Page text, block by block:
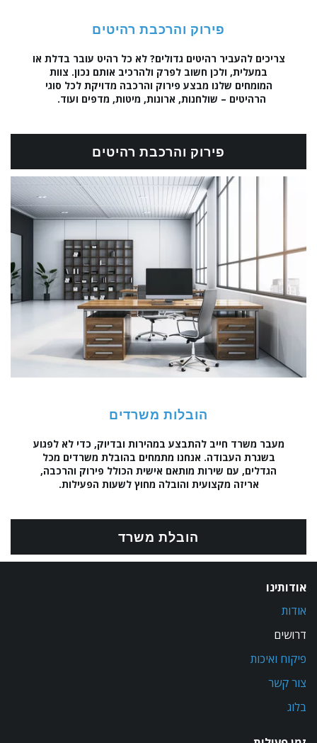
פירוק והרכבת רהיטים
צריכים להעביר רהיטים גדולים? לא כל רהיט עובר בדלת או
במעלית, ולכן חשוב לפרק ולהרכיב אותם נכון. צוות
המומחים שלנו מבצע פירוק והרכבה מדויקת לכל סוגי
הרהיטים – שולחנות, ארונות, מיטות, מדפים ועוד.
פירוק והרכבת רהיטים
הובלות משרדים
מעבר משרד חייב להתבצע במהירות ובדיוק, כדי לא לפגוע
בשגרת העבודה. אנחנו מתמחים בהובלת משרדים מכל
הגדלים, עם שירות מותאם אישית הכולל פירוק והרכבה,
אריזה מקצועית והובלה מחוץ לשעות הפעילות.
הובלת משרד
אודותינו
אודות
דרושים
פיקוח ואיכות
צור קשר
בלוג